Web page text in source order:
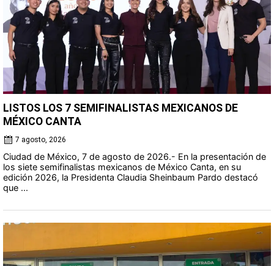
LISTOS LOS 7 SEMIFINALISTAS MEXICANOS DE
MÉXICO CANTA
7 agosto, 2026
Ciudad de México, 7 de agosto de 2026.- En la presentación de
los siete semifinalistas mexicanos de México Canta, en su
edición 2026, la Presidenta Claudia Sheinbaum Pardo destacó
que ...